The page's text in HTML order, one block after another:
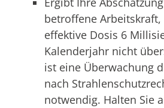
betroffene Arbeitskraft,
effektive Dosis 6
Kalenderjahr nicht
ist eine Überwachung
nach
notwendig. Halten Sie